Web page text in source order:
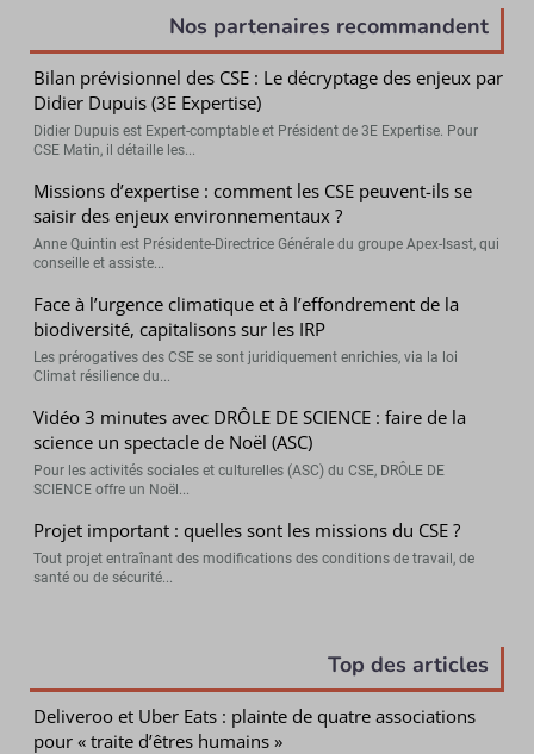
Nos partenaires recommandent
Bilan prévisionnel des CSE : Le décryptage des enjeux par
Didier Dupuis (3E Expertise)
Didier Dupuis est Expert-comptable et Président de 3E Expertise. Pour
CSE Matin, il détaille les...
Missions d’expertise : comment les CSE peuvent-ils se
saisir des enjeux environnementaux ?
Anne Quintin est Présidente-Directrice Générale du groupe Apex-Isast, qui
conseille et assiste...
Face à l’urgence climatique et à l’effondrement de la
biodiversité, capitalisons sur les IRP
Les prérogatives des CSE se sont juridiquement enrichies, via la loi
Climat résilience du...
Vidéo 3 minutes avec DRÔLE DE SCIENCE : faire de la
science un spectacle de Noël (ASC)
Pour les activités sociales et culturelles (ASC) du CSE, DRÔLE DE
SCIENCE offre un Noël...
Projet important : quelles sont les missions du CSE ?
Tout projet entraînant des modifications des conditions de travail, de
santé ou de sécurité...
Top des articles
Deliveroo et Uber Eats : plainte de quatre associations
pour « traite d’êtres humains »